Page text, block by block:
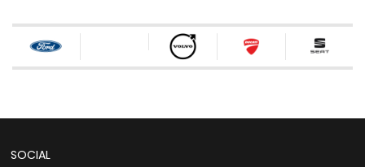
SOCIAL